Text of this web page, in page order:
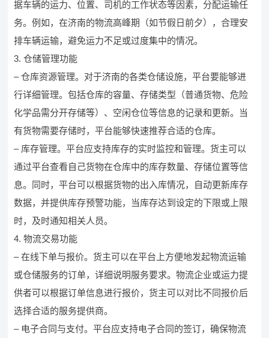
据车辆的运力、位置、司机的工作状态等因素，分配运输任
务。例如，在济南的物流高峰期（如节假日前夕），合理安
排车辆运输，避免运力不足或过度集中的情况。
3. 仓储管理功能
– 仓库资源管理。对于济南的各类仓储设施，平台要能够进
行详细管理。包括仓库的容量、存储类型（普通货物、危险
化学品需分开存储等）、空闲仓位等信息的记录和更新。当
有货物需要存储时，平台能够快速推荐合适的仓库。
– 库存管理。平台应支持库存的实时监控和管理。货主可以
通过平台查看自己货物在仓库中的库存数量、存储位置等信
息。同时，平台可以根据货物的出入库情况，自动更新库存
数据，并提供库存预警功能，当库存达到设定的下限或上限
时，及时通知相关人员。
4. 物流交易功能
– 在线下单与报价。货主可以在平台上方便地发起物流运输
或仓储服务的订单，详细说明服务要求。物流企业或运力提
供者可以根据订单信息进行报价，货主可以对比不同报价后
选择合适的服务提供商。
– 电子合同与支付。平台应支持电子合同的签订，确保物流